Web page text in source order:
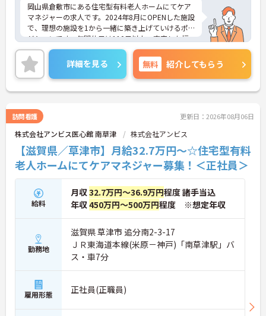
岡山県倉敷市にある住宅型有料老人ホームにてケア
マネジャーの求人です。2024年8月にOPENした施設
で、理想の施設を1から一緒に築き上げていけるポ
ジションです。年間休日は110日以上、充実した福
利厚生も魅力です。
ご興味のある方には、面接対策ポイントなど、さら
に詳細をお話しいたしますのでお気軽にご相談くだ
さい！
詳細を見る 無料 紹介してもらう
訪問看護 更新日：2026年08月06日
株式会社アンビス医心館 南草津 株式会社アンビス
【滋賀県／草津市】月給32.7万円～☆住宅型有料
老人ホームにてケアマネジャー募集！＜正社員＞
給料
月収32.7万円～36.9万円程度 諸手当込
年収450万円～500万円程度 ※想定年収
勤務地
滋賀県 草津市 追分南2-3-17
ＪＲ東海道本線(米原－神戸)「南草津駅」バ
ス・車7分
雇用形態 正社員(正職員)